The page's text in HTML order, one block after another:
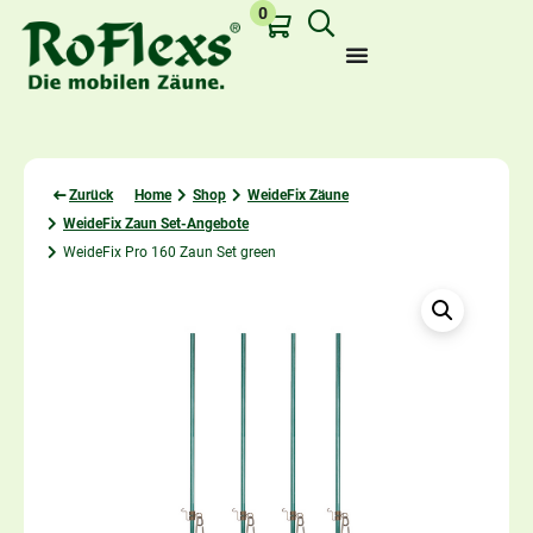
0
Zuletzt angesehen:
Zurück Home Shop
WeideFix Zäune
WeideFix Zaun Set-Angebote
WeideFix Pro 160 Zaun Set green